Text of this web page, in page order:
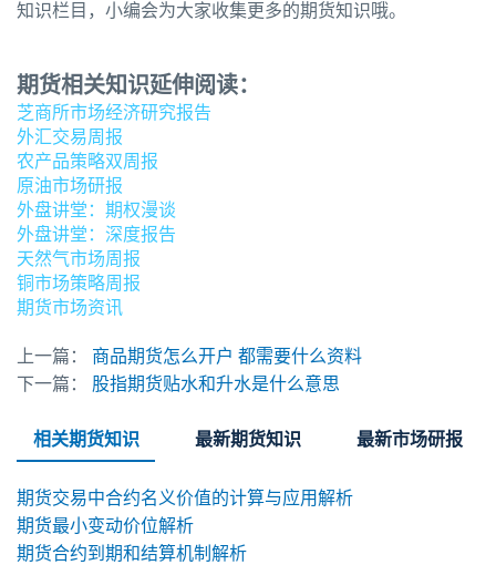
知识栏目，小编会为大家收集更多的期货知识哦。
期货相关知识延伸阅读：
芝商所市场经济研究报告
外汇交易周报
农产品策略双周报
原油市场研报
外盘讲堂：期权漫谈
外盘讲堂：深度报告
天然气市场周报
铜市场策略周报
期货市场资讯
上一篇：
商品期货怎么开户 都需要什么资料
下一篇：
股指期货贴水和升水是什么意思
相关期货知识 最新期货知识 最新市场研报
期货交易中合约名义价值的计算与应用解析
期货最小变动价位解析
期货合约到期和结算机制解析